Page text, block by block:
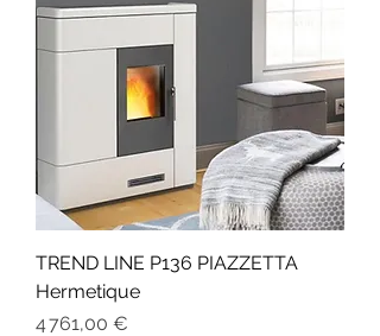
TREND LINE P136 PIAZZETTA
Hermetique
Prix
4 761,00 €